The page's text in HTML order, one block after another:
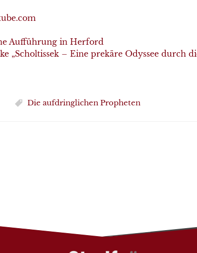
Aufführung in Herford
„Scholtissek – Eine prekäre Odyssee durch
Die aufdringlichen Propheten